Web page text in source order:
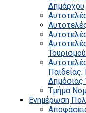
Δημάρχου
Παιδείας,
Δημόσιας
Τμήμα
Ενημέρωση